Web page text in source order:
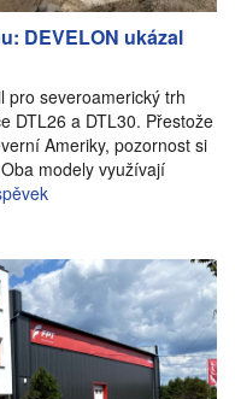
DEVELON ukázal
pro severoamerický trh
DTL26 a DTL30. Přestože
Ameriky, pozornost si
modely využívají